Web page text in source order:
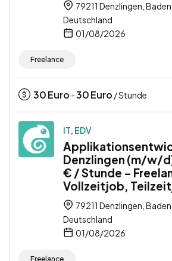
79211 Denzlingen,
Deutschland
01/08/2026
Freelance
30Euro -30Euro / Stunde
IT, EDV
Denzlingen (m/w/
€ / Stunde –
Vollzeitjob,
79211 Denzlingen,
Deutschland
01/08/2026
Freelance